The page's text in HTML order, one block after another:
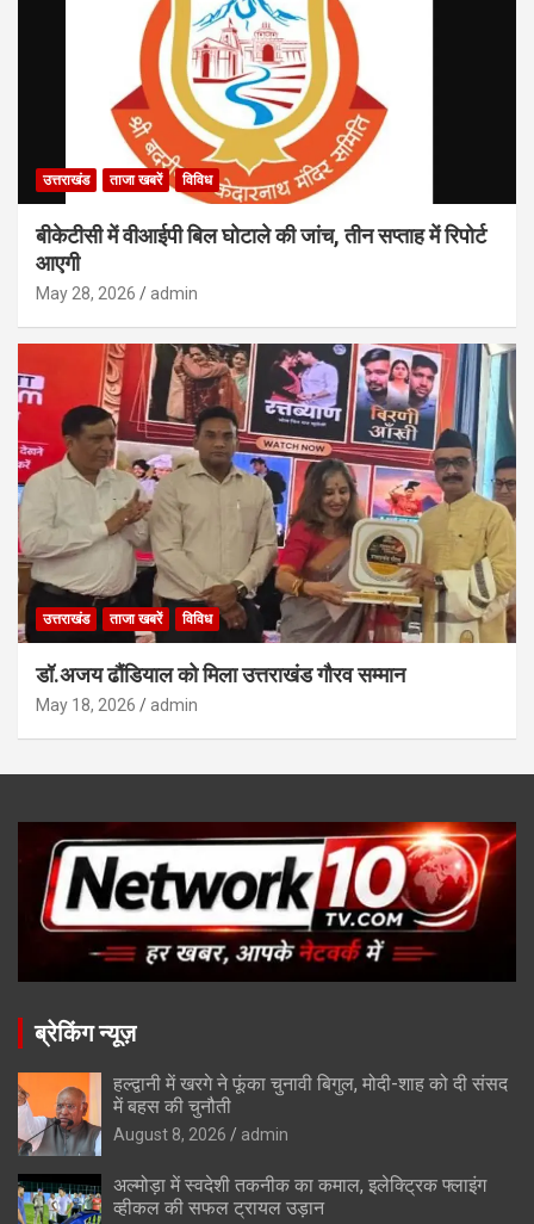
उत्तराखंड ताजा खबरें विविध
बीकेटीसी में वीआईपी बिल घोटाले की जांच, तीन सप्ताह में रिपोर्ट
आएगी
May 28, 2026 admin
उत्तराखंड ताजा खबरें विविध
डॉ.अजय ढौंडियाल को मिला उत्तराखंड गौरव सम्मान
May 18, 2026 admin
ब्रेकिंग न्यूज़
हल्द्वानी में खरगे ने फूंका चुनावी बिगुल, मोदी-शाह को दी संसद
में बहस की चुनौती
August 8, 2026 admin
अल्मोड़ा में स्वदेशी तकनीक का कमाल, इलेक्ट्रिक फ्लाइंग
व्हीकल की सफल ट्रायल उड़ान